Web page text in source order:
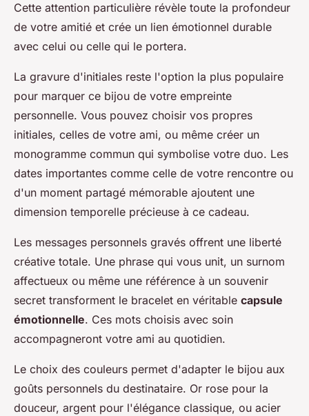
Cette attention particulière révèle toute la profondeur
de votre amitié et crée un lien émotionnel durable
avec celui ou celle qui le portera.
La gravure d'initiales reste l'option la plus populaire
pour marquer ce bijou de votre empreinte
personnelle. Vous pouvez choisir vos propres
initiales, celles de votre ami, ou même créer un
monogramme commun qui symbolise votre duo. Les
dates importantes comme celle de votre rencontre ou
d'un moment partagé mémorable ajoutent une
dimension temporelle précieuse à ce cadeau.
Les messages personnels gravés offrent une liberté
créative totale. Une phrase qui vous unit, un surnom
affectueux ou même une référence à un souvenir
secret transforment le bracelet en véritable capsule
émotionnelle. Ces mots choisis avec soin
accompagneront votre ami au quotidien.
Le choix des couleurs permet d'adapter le bijou aux
goûts personnels du destinataire. Or rose pour la
douceur, argent pour l'élégance classique, ou acier